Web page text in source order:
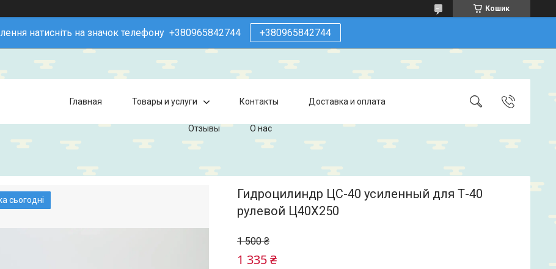
Кошик
натисніть на значок телефону +380965842744 +380965842744
Главная Товары и услуги Контакты Доставка и оплата
Отзывы О нас
сьогодні
Гидроцилиндр ЦС-40 усиленный для Т-40
рулевой Ц40Х250
1 500 ₴
1 335 ₴